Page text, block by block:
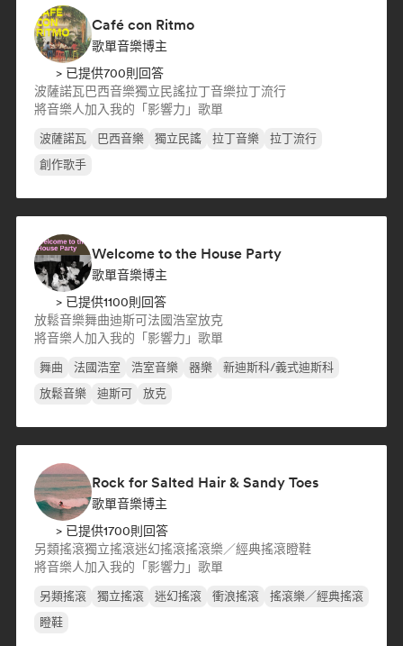
Café con Ritmo
歌單音樂博主
> 已提供700則回答
波薩諾瓦巴西音樂獨立民謠拉丁音樂拉丁流行
將音樂人加入我的「影響力」歌單
波薩諾瓦 巴西音樂 獨立民謠 拉丁音樂
拉丁流行
創作歌手
Welcome to the House Party
歌單音樂博主
> 已提供1100則回答
放鬆音樂舞曲迪斯可法國浩室放克
將音樂人加入我的「影響力」歌單
舞曲 法國浩室 浩室音樂 器樂
新迪斯科/義式迪斯科
放鬆音樂
迪斯可 放克
Rock for Salted Hair & Sandy Toes
歌單音樂博主
> 已提供1700則回答
另類搖滾獨立搖滾迷幻搖滾搖滾樂／經典搖滾瞪鞋
將音樂人加入我的「影響力」歌單
另類搖滾 獨立搖滾 迷幻搖滾 衝浪搖滾
搖滾樂／經典搖滾
瞪鞋